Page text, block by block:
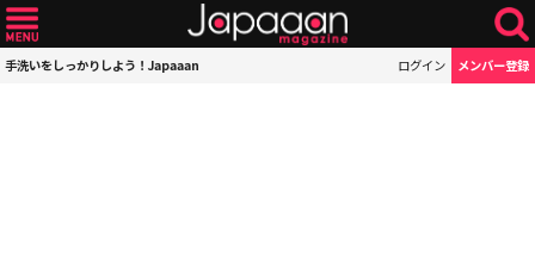
手洗いをしっかりしよう！Japaaan ログイン メンバー登録